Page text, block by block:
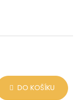
DO KOŠÍKU